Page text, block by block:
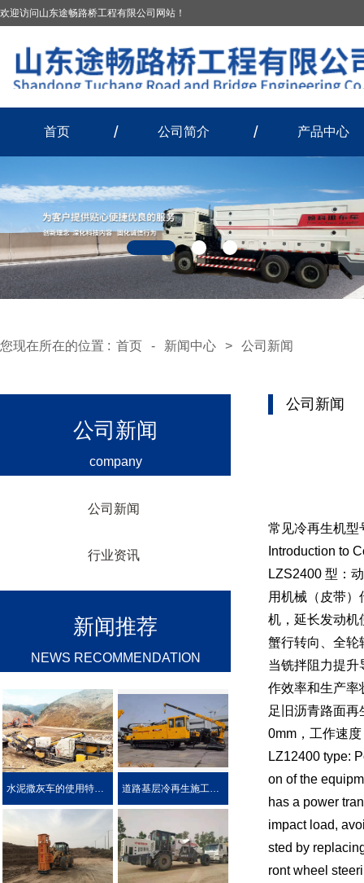
欢迎访问山东途畅路桥工程有限公司网站！
首页 公司简介 产品中心
您现在所在的位置 : 首页 - 新闻中心 > 公司新闻
公司新闻
company
公司新闻
行业资讯
新闻推荐
NEWS RECOMMENDATION
水泥撒灰车的使用特点及优势介绍 道路基层冷再生施工工艺
公司新闻
常见冷再生机型
Introduction to
LZS2400 型：
用机械（皮带
机，延长发动机
蟹行转向、全轮
当铣拌阻力提
作效率和生产率
足旧沥青路面
0mm，工作速
LZ12400 type:
on of the
has a power
impact load,
sted by
ront wheel